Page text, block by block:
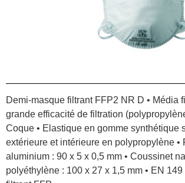
Demi-masque filtrant FFP2 NR D • Média
grande efficacité de filtration
Coque • Elastique en gomme synthétique
extérieure et intérieure en polypropylène •
aluminium : 90 x 5 x 0,5 mm • Coussinet
polyéthylène : 100 x 27 x 1,5 mm • EN